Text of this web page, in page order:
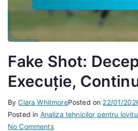
Fake Shot:
Execuție,
ByClara WhitmorePosted on 22/01/
Posted in Analiza tehnicilor pentru
No Commentson